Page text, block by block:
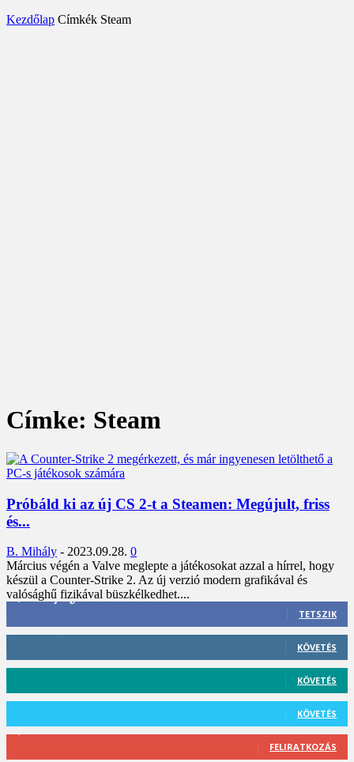
Kezdőlap Címkék Steam
Címke: Steam
Próbáld ki az új CS 2-t a Steamen: Megújult, friss
és...
B. Mihály - 2023.09.28. 0
Március végén a Valve meglepte a játékosokat azzal a hírrel, hogy
készül a Counter-Strike 2. Az új verzió modern grafikával és
valósághű fizikával büszkélkedhet....
3,452 Rajongók
TETSZIK
KÖVETÉS
KÖVETÉS
KÖVETÉS
FELIRATKOZÁS